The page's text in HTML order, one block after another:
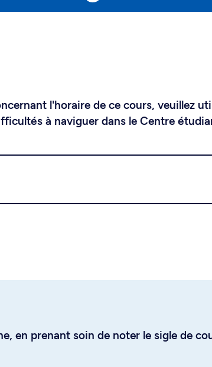
l'horaire de ce cours, veuillez
à naviguer dans le Centre
en prenant soin de noter le sigle de